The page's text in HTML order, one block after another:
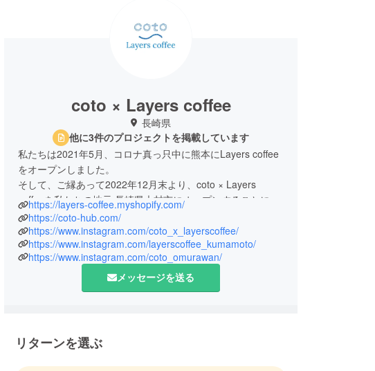
coto × Layers coffee
長崎県
他に3件のプロジェクトを掲載しています
私たちは2021年5月、コロナ真っ只中に熊本にLayers coffee
をオープンしました。
そして、ご縁あって2022年12月末より、coto × Layers
coffeeを私たちの地元 長崎県大村市にオープンすることにな
りました。
どうかご支援の程、宜しくお願い致します。
https://layers-coffee.myshopify.com/
https://coto-hub.com/
https://www.instagram.com/coto_x_layerscoffee/
https://www.instagram.com/layerscoffee_kumamoto/
https://www.instagram.com/coto_omurawan/
メッセージを送る
リターンを選ぶ